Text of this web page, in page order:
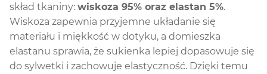
skład tkaniny: wiskoza 95% oraz elastan 5%.
Wiskoza zapewnia przyjemne układanie się
materiału i miękkość w dotyku, a domieszka
elastanu sprawia, że sukienka lepiej dopasowuje się
do sylwetki i zachowuje elastyczność. Dzięki temu